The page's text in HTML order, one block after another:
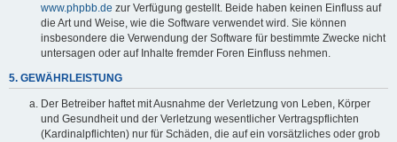
www.phpbb.de zur Verfügung gestellt. Beide haben keinen Einfluss auf
die Art und Weise, wie die Software verwendet wird. Sie können
insbesondere die Verwendung der Software für bestimmte Zwecke nicht
untersagen oder auf Inhalte fremder Foren Einfluss nehmen.
5. GEWÄHRLEISTUNG
Der Betreiber haftet mit Ausnahme der Verletzung von Leben, Körper
und Gesundheit und der Verletzung wesentlicher Vertragspflichten
(Kardinalpflichten) nur für Schäden, die auf ein vorsätzliches oder grob